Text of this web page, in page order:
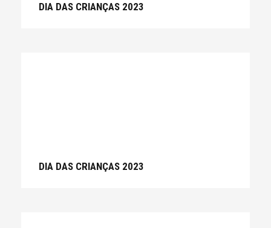
DIA DAS CRIANÇAS 2023
DIA DAS CRIANÇAS 2023